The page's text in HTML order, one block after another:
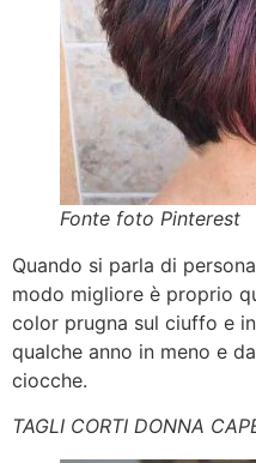
Fonte foto Pinterest
Quando si parla di
modo migliore è proprio
color prugna sul ciuffo e
qualche anno in meno e
ciocche.
TAGLI CORTI DONNA